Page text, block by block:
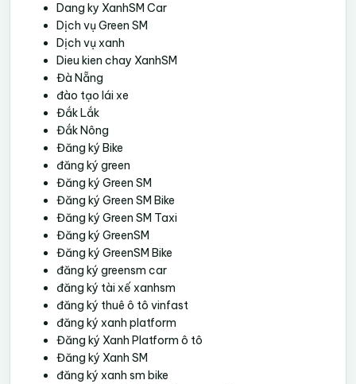
Dang ky XanhSM Car
Dịch vụ Green SM
Dịch vụ xanh
Dieu kien chay XanhSM
Đà Nẵng
đào tạo lái xe
Đắk Lắk
Đắk Nông
Đăng ký Bike
đăng ký green
Đăng ký Green SM
Đăng ký Green SM Bike
Đăng ký Green SM Taxi
Đăng ký GreenSM
Đăng ký GreenSM Bike
đăng ký greensm car
đăng ký tài xế xanhsm
đăng ký thuê ô tô vinfast
đăng ký xanh platform
Đăng ký Xanh Platform ô tô
Đăng ký Xanh SM
đăng ký xanh sm bike